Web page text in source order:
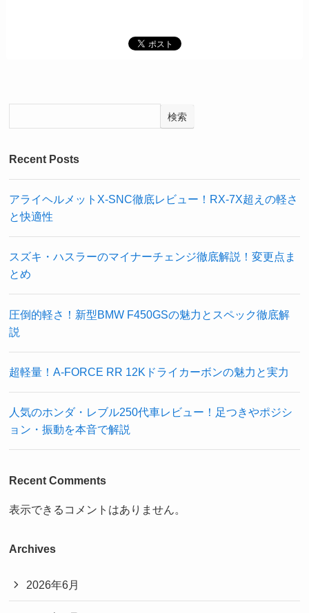
検索
Recent Posts
アライヘルメットX-SNC徹底レビュー！RX-7X超えの軽さ
と快適性
スズキ・ハスラーのマイナーチェンジ徹底解説！変更点ま
とめ
圧倒的軽さ！新型BMW F450GSの魅力とスペック徹底解
説
超軽量！A-FORCE RR 12Kドライカーボンの魅力と実力
人気のホンダ・レブル250代車レビュー！足つきやポジシ
ョン・振動を本音で解説
Recent Comments
表示できるコメントはありません。
Archives
2026年6月